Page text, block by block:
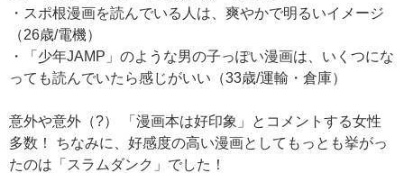
・スポ根漫画を読んでいる人は、爽やかで明るいイメージ
（26歳/電機）
・「少年JAMP」のような男の子っぽい漫画は、いくつにな
っても読んでいたら感じがいい（33歳/運輸・倉庫）
意外や意外（?） 「漫画本は好印象」とコメントする女性
多数！ ちなみに、好感度の高い漫画としてもっとも挙がっ
たのは「スラムダンク」でした！